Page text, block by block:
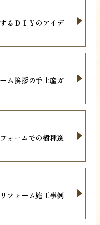
るＤＩＹのアイデ
ム挨拶の手土産ガ
ォームでの樹種選
フォーム施工事例